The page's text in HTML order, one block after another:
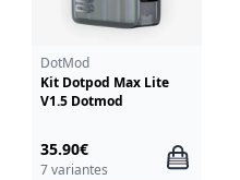
DotMod
Kit Dotpod Max Lite
V1.5 Dotmod
35.90€
7 variantes